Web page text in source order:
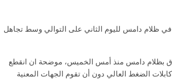
ظلام دامس لليوم الثاني على التوالي وسط تجاهل
بظلام دامس منذ أمس الخميس، موضحة ان انقطع
كابلات الضغط العالي دون أن تقوم الجهات المعنية